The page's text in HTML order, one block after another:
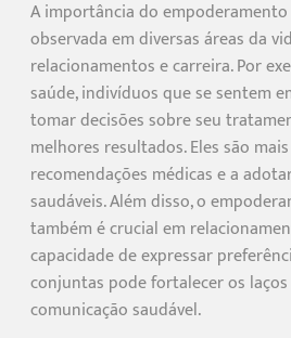
A importância do
observada em diversas áreas da
relacionamentos e carreira. Por
saúde, indivíduos que se sentem
tomar decisões sobre seu
melhores resultados. Eles são
recomendações médicas e a
saudáveis. Além disso, o
também é crucial em
capacidade de expressar
conjuntas pode fortalecer os
comunicação saudável.